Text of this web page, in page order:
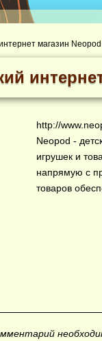
магазин Neopod
http://
Neopod -
игрушек и
напрямую с
товаров